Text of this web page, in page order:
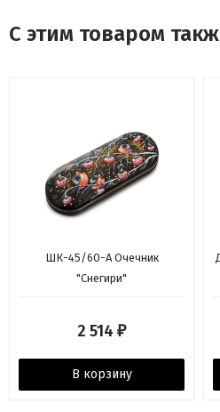
С этим товаром
ШК-45/60-A Очечник
"Снегири"
2 514 ₽
В корзину